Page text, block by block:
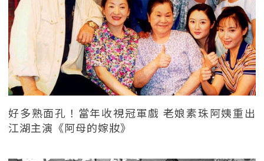
好多熟面孔！當年收視冠軍戲 老娘素珠阿姨重出
江湖主演《阿母的嫁妝》